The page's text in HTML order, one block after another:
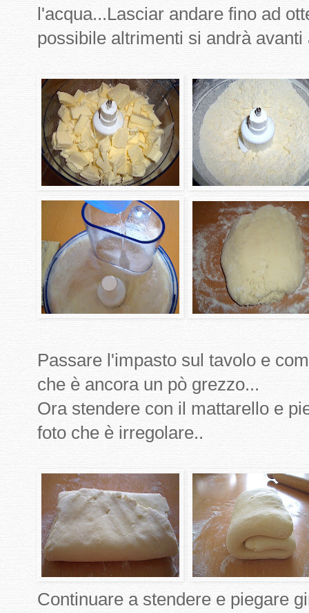
l'acqua...Lasciar andare fino ad
possibile altrimenti si andrà avanti
Passare l'impasto sul tavolo e
che è ancora un pò grezzo...
Ora stendere con il mattarello e
foto che è irregolare..
Continuare a stendere e piegare